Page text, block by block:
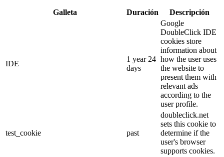
Galleta Duración Descripción
IDE
1 year 24
days
Google
DoubleClick IDE
cookies store
information about
how the user uses
the website to
present them with
relevant ads
according to the
user profile.
test_cookie past
doubleclick.net
sets this cookie to
determine if the
user's browser
supports cookies.